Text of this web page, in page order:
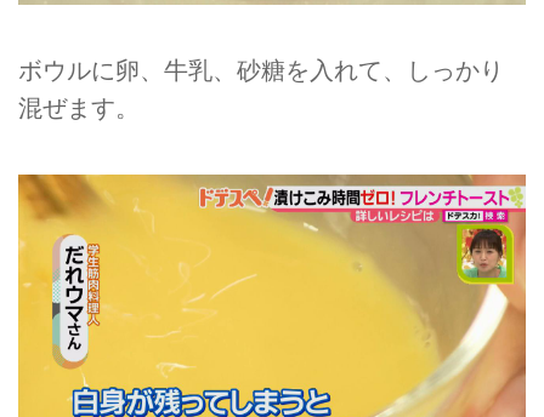
ボウルに卵、牛乳、砂糖を入れて、しっかり
混ぜます。